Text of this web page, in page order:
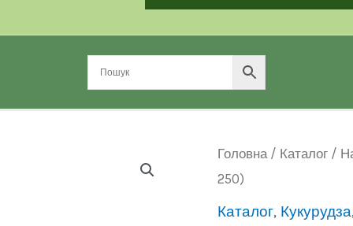
Головна/ Каталог /
250)
Каталог, Кукурудза